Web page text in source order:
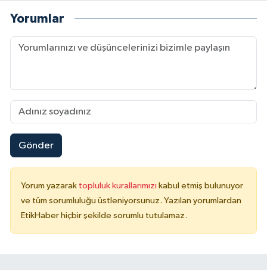
Yorumlar
Gönder
Yorum yazarak topluluk kurallarımızı kabul etmiş bulunuyor
ve tüm sorumluluğu üstleniyorsunuz. Yazılan yorumlardan
EtikHaber hiçbir şekilde sorumlu tutulamaz.